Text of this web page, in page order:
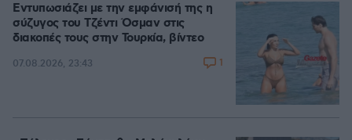
Εντυπωσιάζει με την εμφάνισή της η
σύζυγος του Τζέντι Όσμαν στις
διακοπές τους στην Τουρκία, βίντεο
07.08.2026, 23:43 1